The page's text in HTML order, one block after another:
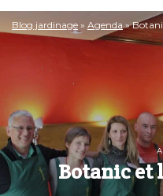
Blog jardinage » Agenda»
Botanic et